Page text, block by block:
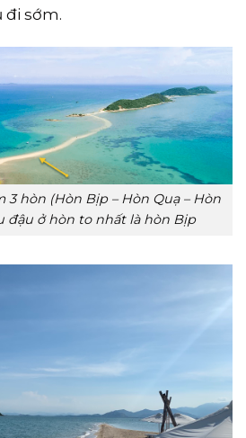
đi sớm.
3 hòn (Hòn Bịp – Hòn Quạ – Hòn
đậu ở hòn to nhất là hòn Bịp